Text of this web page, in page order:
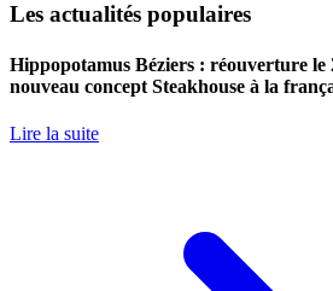
Les actualités populaires
Hippopotamus Béziers : réouverture le
nouveau concept Steakhouse à la
Lire la suite